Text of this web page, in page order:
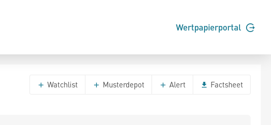
Wertpapierportal
Watchlist Musterdepot Alert Factsheet